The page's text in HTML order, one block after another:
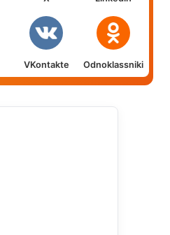
VKontakte Odnoklassniki